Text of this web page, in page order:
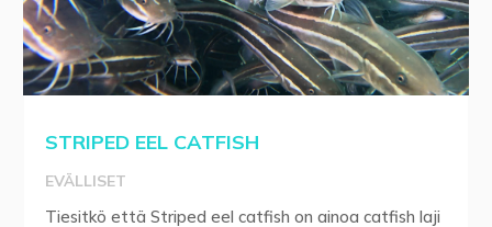
STRIPED EEL CATFISH
EVÄLLISET
Tiesitkö että Striped eel catfish on ainoa catfish laji